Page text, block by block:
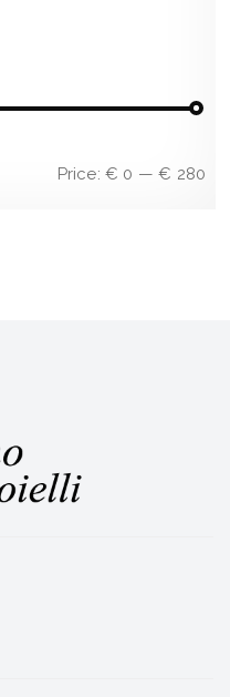
Min
Max
Price: € 0 —€ 280